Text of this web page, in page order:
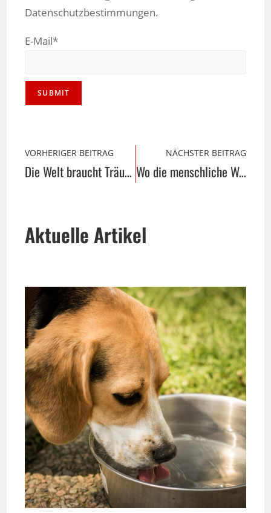
Datenschutzbestimmungen.
E-Mail*
VORHERIGER BEITRAG
Die Welt braucht Träumer und Spinner
NÄCHSTER BEITRAG
Wo die menschliche Wahrnehmung endet, …
Aktuelle Artikel